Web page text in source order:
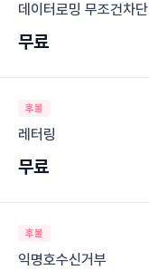
데이터로밍 무조건차단
무료
후불
레터링
무료
후불
익명호수신거부